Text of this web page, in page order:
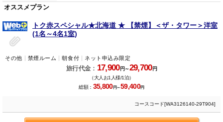
オススメプラン
トク赤スペシャル★北海道 ★ 【禁煙】＜ザ・タワー＞洋室
(1名～4名1室)
その他 禁煙ルーム 朝食付 ネット申込み限定
旅行代金： 17,900円～29,700円
（大人お1人様/1泊）
総額： 35,800円～59,400円
コースコード[WA3126140-29T904]